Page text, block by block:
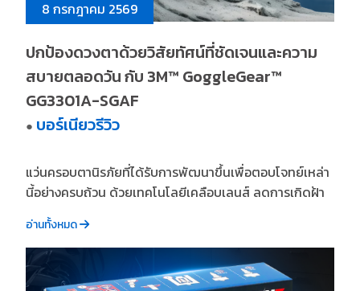
8 กรกฎาคม 2569
ปกป้องดวงตาด้วยวิสัยทัศน์ที่ชัดเจนและความ
สบายตลอดวัน กับ 3M™ GoggleGear™
GG3301A-SGAF
● บอร์เนียวรีวิว
แว่นครอบตานิรภัยที่ได้รับการพัฒนาขึ้นเพื่อตอบโจทย์เหล่า
นี้อย่างครบถ้วน ด้วยเทคโนโลยีเคลือบเลนส์ ลดการเกิดฝ้า
อ่านทั้งหมด